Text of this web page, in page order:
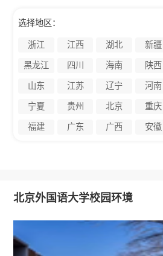
选择地区：
浙江 江西 湖北 新疆
黑龙江 四川 海南 陕西
山东 江苏 辽宁 河南
宁夏 贵州 北京 重庆
福建 广东 广西 安徽
北京外国语大学校园环境